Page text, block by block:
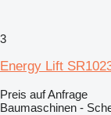
3
Energy Lift
Preis auf Anfrage
Baumaschinen -